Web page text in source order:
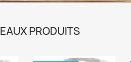
PRODUITS